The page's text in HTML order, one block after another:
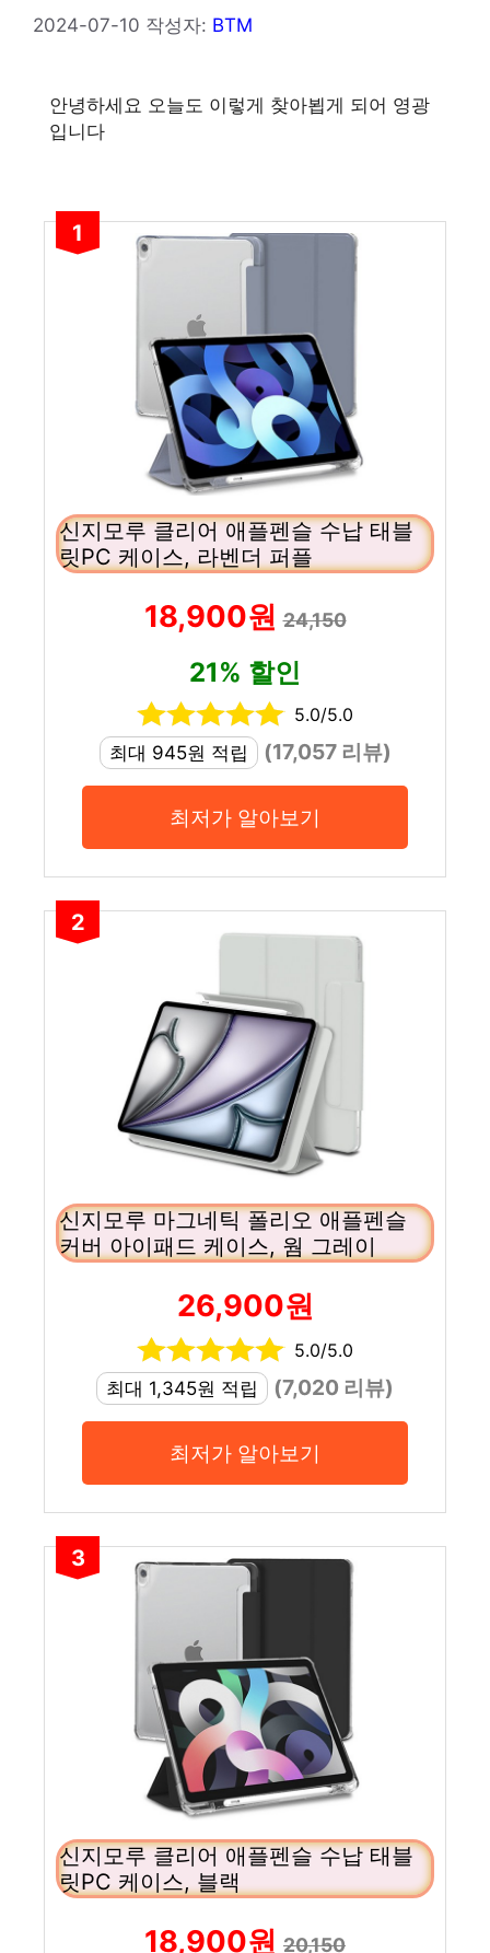
2024-07-10 작성자: BTM
안녕하세요 오늘도 이렇게 찾아뵙게 되어 영광
입니다
1
신지모루 클리어 애플펜슬 수납 태블
릿PC 케이스, 라벤더 퍼플
18,900원24,150
21% 할인
5.0/5.0
최대 945원 적립
(17,057 리뷰)
최저가 알아보기
2
신지모루 마그네틱 폴리오 애플펜슬
커버 아이패드 케이스, 웜 그레이
26,900원
5.0/5.0
최대 1,345원 적립
(7,020 리뷰)
최저가 알아보기
3
신지모루 클리어 애플펜슬 수납 태블
릿PC 케이스, 블랙
18,900원 20,150